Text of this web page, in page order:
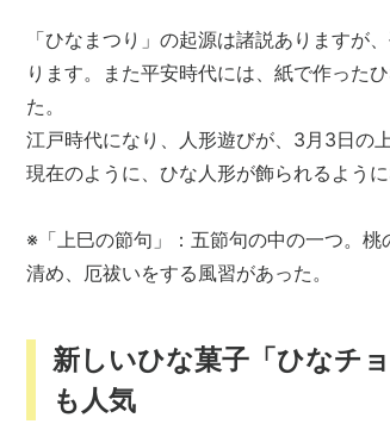
「ひなまつり」の起源は諸説ありますが
ります。また平安時代には、紙で作った
た。
江戸時代になり、人形遊びが、3月3日の
現在のように、ひな人形が飾られるよう
※「上巳の節句」：五節句の中の一つ。
清め、厄祓いをする風習があった。
新しいひな菓子「ひなチ
も人気